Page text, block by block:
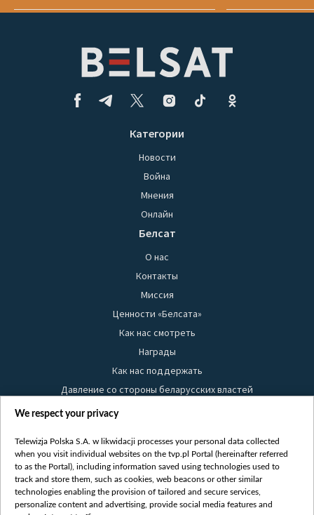
Категории
Новости
Война
Мнения
Онлайн
Белсат
О нас
Контакты
Миссия
Ценности «Белсата»
Как нас смотреть
Награды
Как нас поддержать
Давление со стороны беларусских властей
Правила использования материалов
Безопасность
Youtube
Белсат news
Белсат Life
We respect your privacy
Telewizja Polska S.A. w likwidacji processes your personal data collected
when you visit individual websites on the tvp.pl Portal (hereinafter referred
to as the Portal), including information saved using technologies used to
track and store them, such as cookies, web beacons or other similar
technologies enabling the provision of tailored and secure services,
personalize content and advertising, provide social media features and